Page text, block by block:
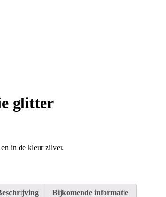
glitter
in de kleur zilver.
Bijkomende informatie